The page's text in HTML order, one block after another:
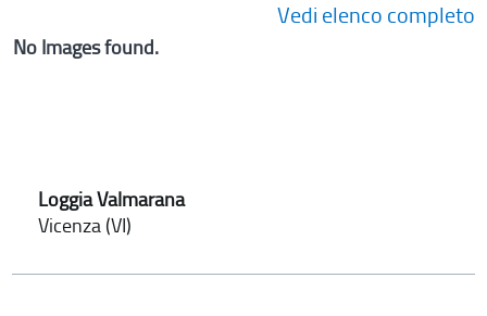
Vedi elenco completo
No Images found.
Loggia Valmarana
Vicenza (VI)